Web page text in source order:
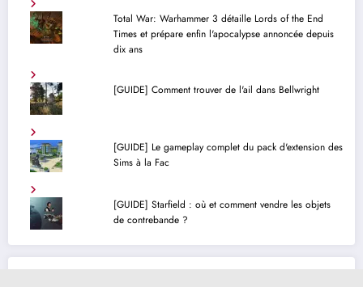
Total War: Warhammer 3 détaille Lords of the End
Times et prépare enfin l'apocalypse annoncée depuis
dix ans
[GUIDE] Comment trouver de l'ail dans Bellwright
[GUIDE] Le gameplay complet du pack d'extension des
Sims à la Fac
[GUIDE] Starfield : où et comment vendre les objets
de contrebande ?